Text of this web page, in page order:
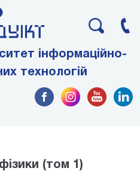
інформаційно-
технологій
(том 1)